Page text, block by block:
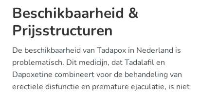
Beschikbaarheid &
Prijsstructuren
De beschikbaarheid van Tadapox in Nederland is
problematisch. Dit medicijn, dat Tadalafil en
Dapoxetine combineert voor de behandeling van
erectiele disfunctie en premature ejaculatie, is niet